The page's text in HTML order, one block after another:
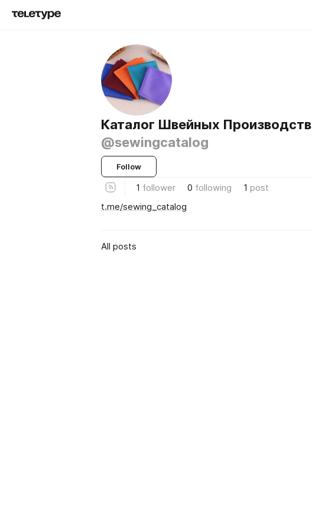
Каталог Швейных Производств
@sewingcatalog
Follow
1 follower 0 following 1 post
t.me/sewing_catalog
All posts